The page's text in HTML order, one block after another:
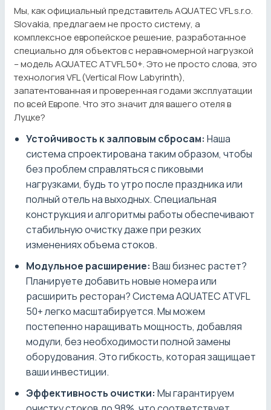
Мы, как официальный представитель AQUATEC VFL s.r.o.
Slovakia, предлагаем не просто систему, а
комплексное европейское решение, разработанное
специально для объектов с неравномерной нагрузкой
– модель AQUATEC ATVFL 50+. Это не просто слова, это
технология VFL (Vertical Flow Labyrinth),
запатентованная и проверенная годами эксплуатации
по всей Европе. Что это значит для вашего отеля в
Луцке?
Устойчивость к залповым сбросам: Наша
система спроектирована таким образом, чтобы
без проблем справляться с пиковыми
нагрузками, будь то утро после праздника или
полный отель на выходных. Специальная
конструкция и алгоритмы работы обеспечивают
стабильную очистку даже при резких
изменениях объема стоков.
Модульное расширение: Ваш бизнес растет?
Планируете добавить новые номера или
расширить ресторан? Система AQUATEC ATVFL
50+ легко масштабируется. Мы можем
постепенно наращивать мощность, добавляя
модули, без необходимости полной замены
оборудования. Это гибкость, которая защищает
ваши инвестиции.
Эффективность очистки: Мы гарантируем